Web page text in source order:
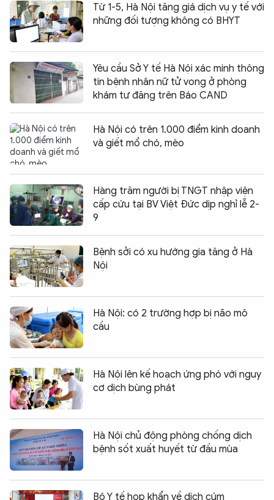
Từ 1-5, Hà Nội tăng giá dịch vụ y tế với
những đối tượng không có BHYT
Yêu cầu Sở Y tế Hà Nội xác minh thông
tin bệnh nhân nữ tử vong ở phòng
khám tư đăng trên Báo CAND
Hà Nội có trên 1.000 điểm kinh doanh
và giết mổ chó, mèo
Hàng trăm người bị TNGT nhập viện
cấp cứu tại BV Việt Đức dịp nghỉ lễ 2-
9
Bệnh sởi có xu hướng gia tăng ở Hà
Nội
Hà Nội: có 2 trường hợp bị não mô
cầu
Hà Nội lên kế hoạch ứng phó với nguy
cơ dịch bùng phát
Hà Nội chủ động phòng chống dịch
bệnh sốt xuất huyết từ đầu mùa
Bộ Y tế họp khẩn về dịch cúm